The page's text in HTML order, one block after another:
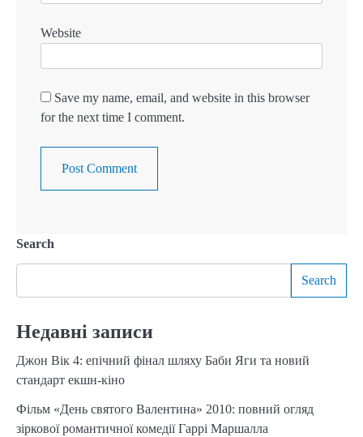
Website
Save my name, email, and website in this browser
for the next time I comment.
Search
Search
Недавні записи
Джон Вік 4: епічний фінал шляху Баби Яги та новий
стандарт екшн-кіно
Фільм «День святого Валентина» 2010: повний огляд
зіркової романтичної комедії Гаррі Маршалла